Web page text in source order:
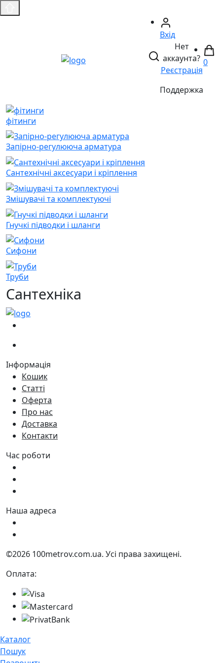
Вхід
Нет
аккаунта?
Реєстрація
Поддержка
0
фітинги
Запірно-регулююча арматура
Сантехнічні аксесуари і кріплення
Змішувачі та комплектуючі
Гнучкі підводки і шланги
Сифони
Труби
Сантехніка
Інформація
Кошик
Статті
Оферта
Про нас
Доставка
Контакти
Час роботи
Наша адреса
©2026 100metrov.com.ua. Усі права захищені.
Оплата:
Каталог
Пошук